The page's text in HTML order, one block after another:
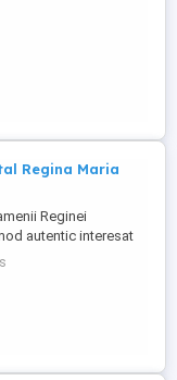
Regina Maria
Reginei
autentic interesat
In rolul de Infirmiera
in viata
asiguri voia buna si